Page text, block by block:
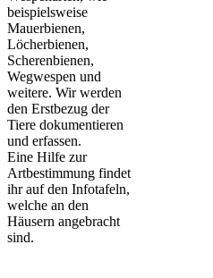
beispielsweise
Mauerbienen,
Löcherbienen,
Scherenbienen,
Wegwespen und
weitere. Wir werden
den Erstbezug der
Tiere dokumentieren
und erfassen.
Eine Hilfe zur
Artbestimmung findet
ihr auf den Infotafeln,
welche an den
Häusern angebracht
sind.